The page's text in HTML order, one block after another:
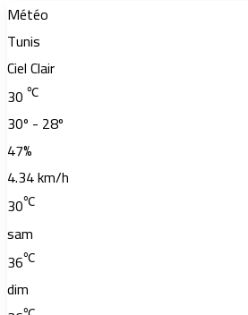
Météo
Tunis
Ciel Clair
30 ℃
30º - 28º
47%
4.34 km/h
30℃
sam
36℃
dim